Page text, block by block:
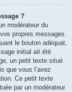
?
modérateur du
propres messages.
le bouton adéquat,
initial ait été
un petit texte situé
que vous l’avez
Ce petit texte
par un modérateur